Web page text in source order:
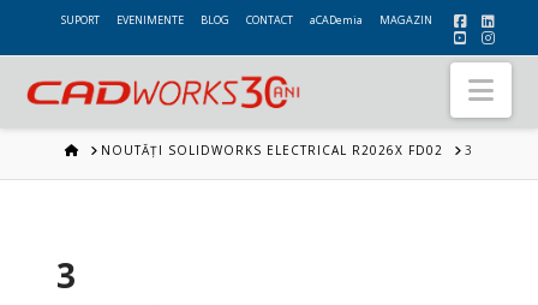
SUPORT EVENIMENTE BLOG CONTACT aCADemia MAGAZIN
HOMENOUTĂȚI SOLIDWORKS ELECTRICAL R2026X FD02 3
3